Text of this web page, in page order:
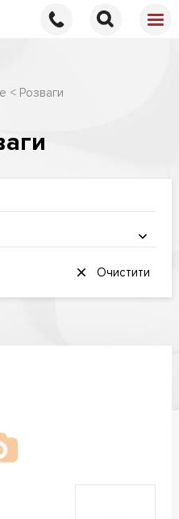
Розваги
Очистити